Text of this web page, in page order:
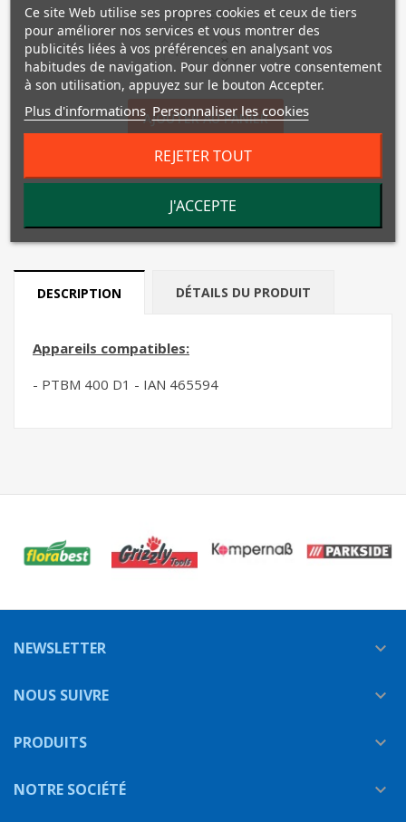
Quantité
AJOUTER AU PANIER
Ajouter à ma liste d'envies
En cours de réapprovisionnement
DESCRIPTION DÉTAILS DU PRODUIT
Appareils compatibles:
- PTBM 400 D1 - IAN 465594
NEWSLETTER 
NOUS SUIVRE 
PRODUITS 
NOTRE SOCIÉTÉ 
Ce site Web utilise ses propres cookies et ceux de tiers
pour améliorer nos services et vous montrer des
publicités liées à vos préférences en analysant vos
habitudes de navigation. Pour donner votre consentement
à son utilisation, appuyez sur le bouton Accepter.
Plus d'informations Personnaliser les cookies
REJETER TOUT
J'ACCEPTE